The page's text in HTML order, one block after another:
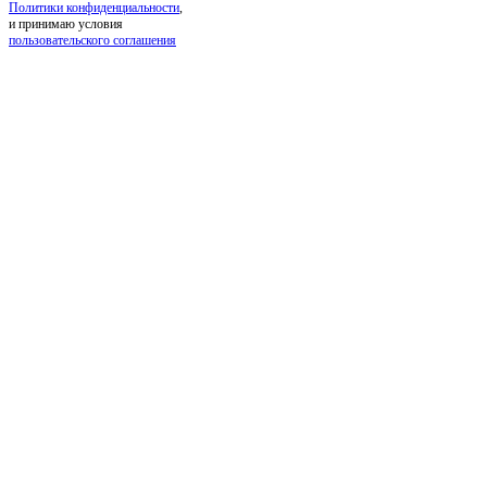
Политики конфиденциальности,
и принимаю условия
пользовательского соглашения